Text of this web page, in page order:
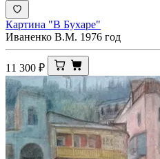
Картина "В Бухаре"
Иваненко В.М. 1976 год
11 300 ₽